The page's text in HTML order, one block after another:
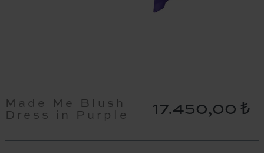
Made Me Blush
Dress in Purple
17.450,00 ₺